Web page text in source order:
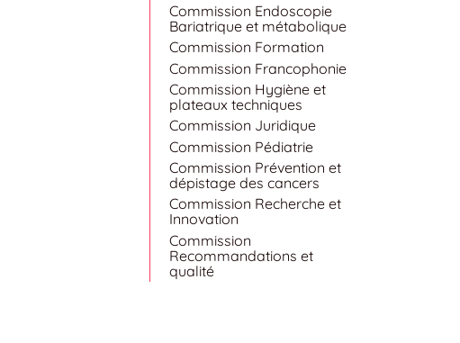
Commission Endoscopie
Bariatrique et métabolique
Commission Formation
Commission Francophonie
Commission Hygiène et
plateaux techniques
Commission Juridique
Commission Pédiatrie
Commission Prévention et
dépistage des cancers
Commission Recherche et
Innovation
Commission
Recommandations et
qualité